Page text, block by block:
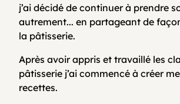
FAQ
j’ai décidé de continuer à prendre
autrement... en partageant de
la pâtisserie.
Après avoir appris et travaillé les
pâtisserie j’ai commencé à créer
recettes.